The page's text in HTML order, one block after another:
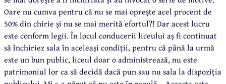
Oare nu cumva pentru că nu se mai oprește acel procent de
50% din chirie și nu se mai merită efortul?! Dar acest lucru
este conform legii. În locul conducerii liceului aș fi continuat
să închiriez sala în aceleași condiții, pentru că până la urmă
este un bun public, liceul doar o administrează, nu este
patrimoniul lor ca să decidă dacă pun sau nu sala la dispoziția